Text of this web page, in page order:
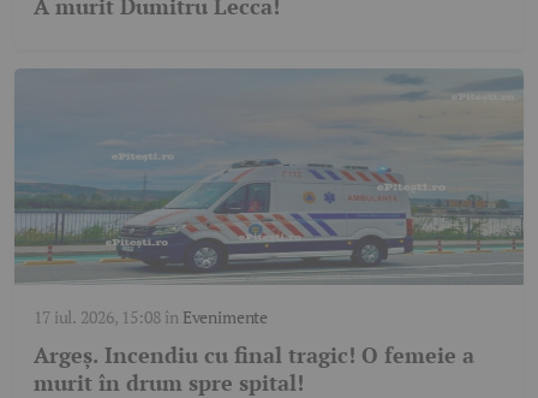
A murit Dumitru Lecca!
17 iul. 2026, 15:08în Evenimente
Argeș. Incendiu cu final tragic! O femeie a
murit în drum spre spital!